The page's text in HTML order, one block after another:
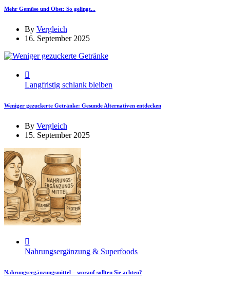
Mehr Gemüse und Obst: So gelingt...
By Vergleich
16. September 2025
Langfristig schlank bleiben
Weniger gezuckerte Getränke: Gesunde Alternativen entdecken
By Vergleich
15. September 2025
Nahrungsergänzung & Superfoods
Nahrungsergänzungsmittel – worauf sollten Sie achten?